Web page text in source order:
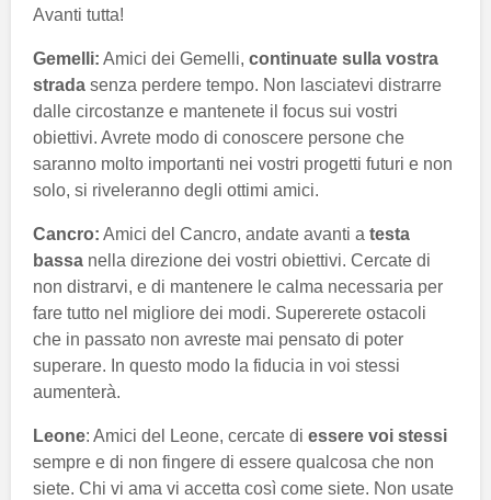
Avanti tutta!
Gemelli: Amici dei Gemelli, continuate sulla vostra
strada senza perdere tempo. Non lasciatevi distrarre
dalle circostanze e mantenete il focus sui vostri
obiettivi. Avrete modo di conoscere persone che
saranno molto importanti nei vostri progetti futuri e non
solo, si riveleranno degli ottimi amici.
Cancro: Amici del Cancro, andate avanti a testa
bassa nella direzione dei vostri obiettivi. Cercate di
non distrarvi, e di mantenere le calma necessaria per
fare tutto nel migliore dei modi. Supererete ostacoli
che in passato non avreste mai pensato di poter
superare. In questo modo la fiducia in voi stessi
aumenterà.
Leone: Amici del Leone, cercate di essere voi stessi
sempre e di non fingere di essere qualcosa che non
siete. Chi vi ama vi accetta così come siete. Non usate